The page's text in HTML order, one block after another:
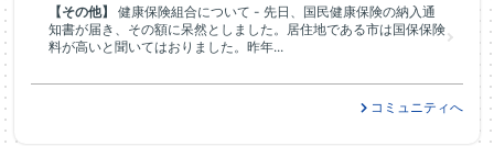
【その他】
健康保険組合について - 先日、国民健康保険の納入通
知書が届き、その額に呆然としました。居住地である市は国保保険
料が高いと聞いてはおりました。昨年...
コミュニティへ